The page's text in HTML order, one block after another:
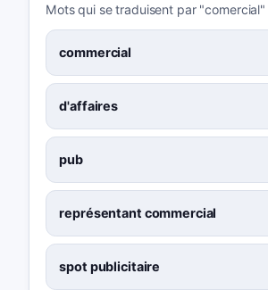
Mots qui se traduisent par "comercial"
commercial
d'affaires
pub
représentant commercial
spot publicitaire